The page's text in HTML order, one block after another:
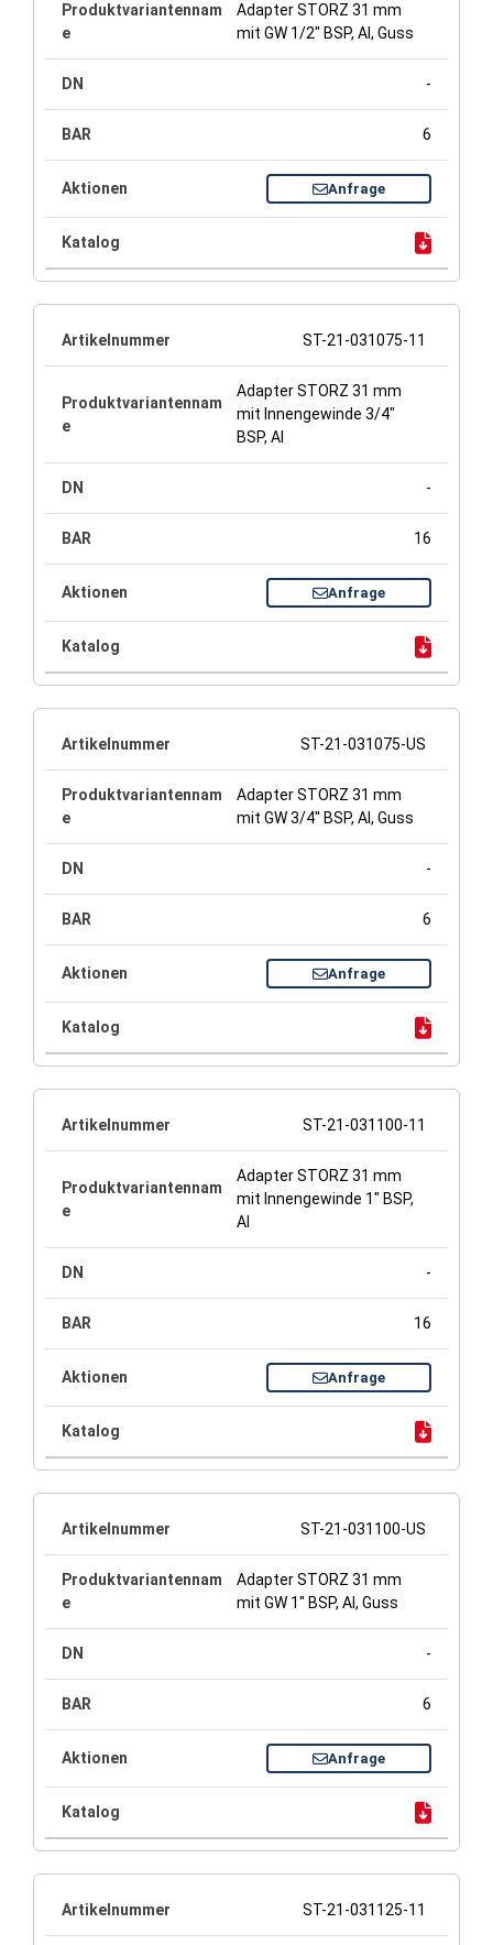
Adapter STORZ 31 mm
mit GW 1/2" BSP, Al, Guss
-
6
Anfrage
ST-21-031075-11
Adapter STORZ 31 mm
mit Innengewinde 3/4"
BSP, Al
-
16
Anfrage
ST-21-031075-US
Adapter STORZ 31 mm
mit GW 3/4" BSP, Al, Guss
-
6
Anfrage
ST-21-031100-11
Adapter STORZ 31 mm
mit Innengewinde 1" BSP,
Al
-
16
Anfrage
ST-21-031100-US
Adapter STORZ 31 mm
mit GW 1" BSP, Al, Guss
-
6
Anfrage
ST-21-031125-11